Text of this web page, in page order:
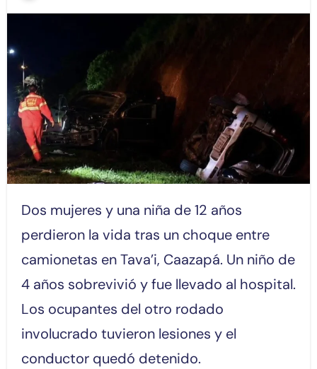
Dos mujeres y una niña de 12 años
perdieron la vida tras un choque entre
camionetas en Tava’i, Caazapá. Un niño de
4 años sobrevivió y fue llevado al hospital.
Los ocupantes del otro rodado
involucrado tuvieron lesiones y el
conductor quedó detenido.